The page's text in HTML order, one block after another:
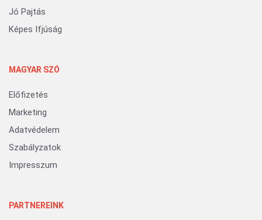
Jó Pajtás
Képes Ifjúság
MAGYAR SZÓ
Előfizetés
Marketing
Adatvédelem
Szabályzatok
Impresszum
PARTNEREINK